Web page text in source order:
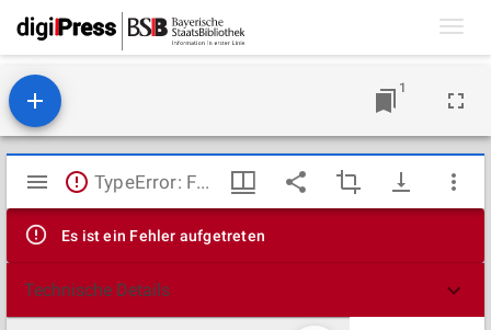
1
Mirador
Viewer
TypeError: Failed to fetch
Es ist ein Fehler aufgetreten
Technische Details